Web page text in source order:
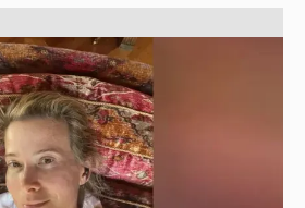
выложила селфи без